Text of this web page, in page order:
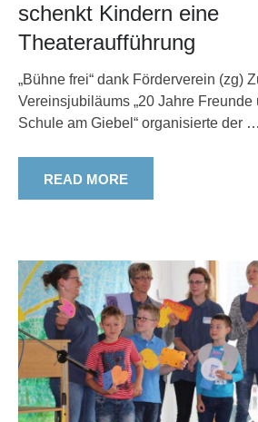
schenkt Kindern eine
Theateraufführung
„Bühne frei“ dank Förderverein (zg)
Vereinsjubiläums „20 Jahre Freunde
Schule am Giebel“ organisierte der …
READ MORE